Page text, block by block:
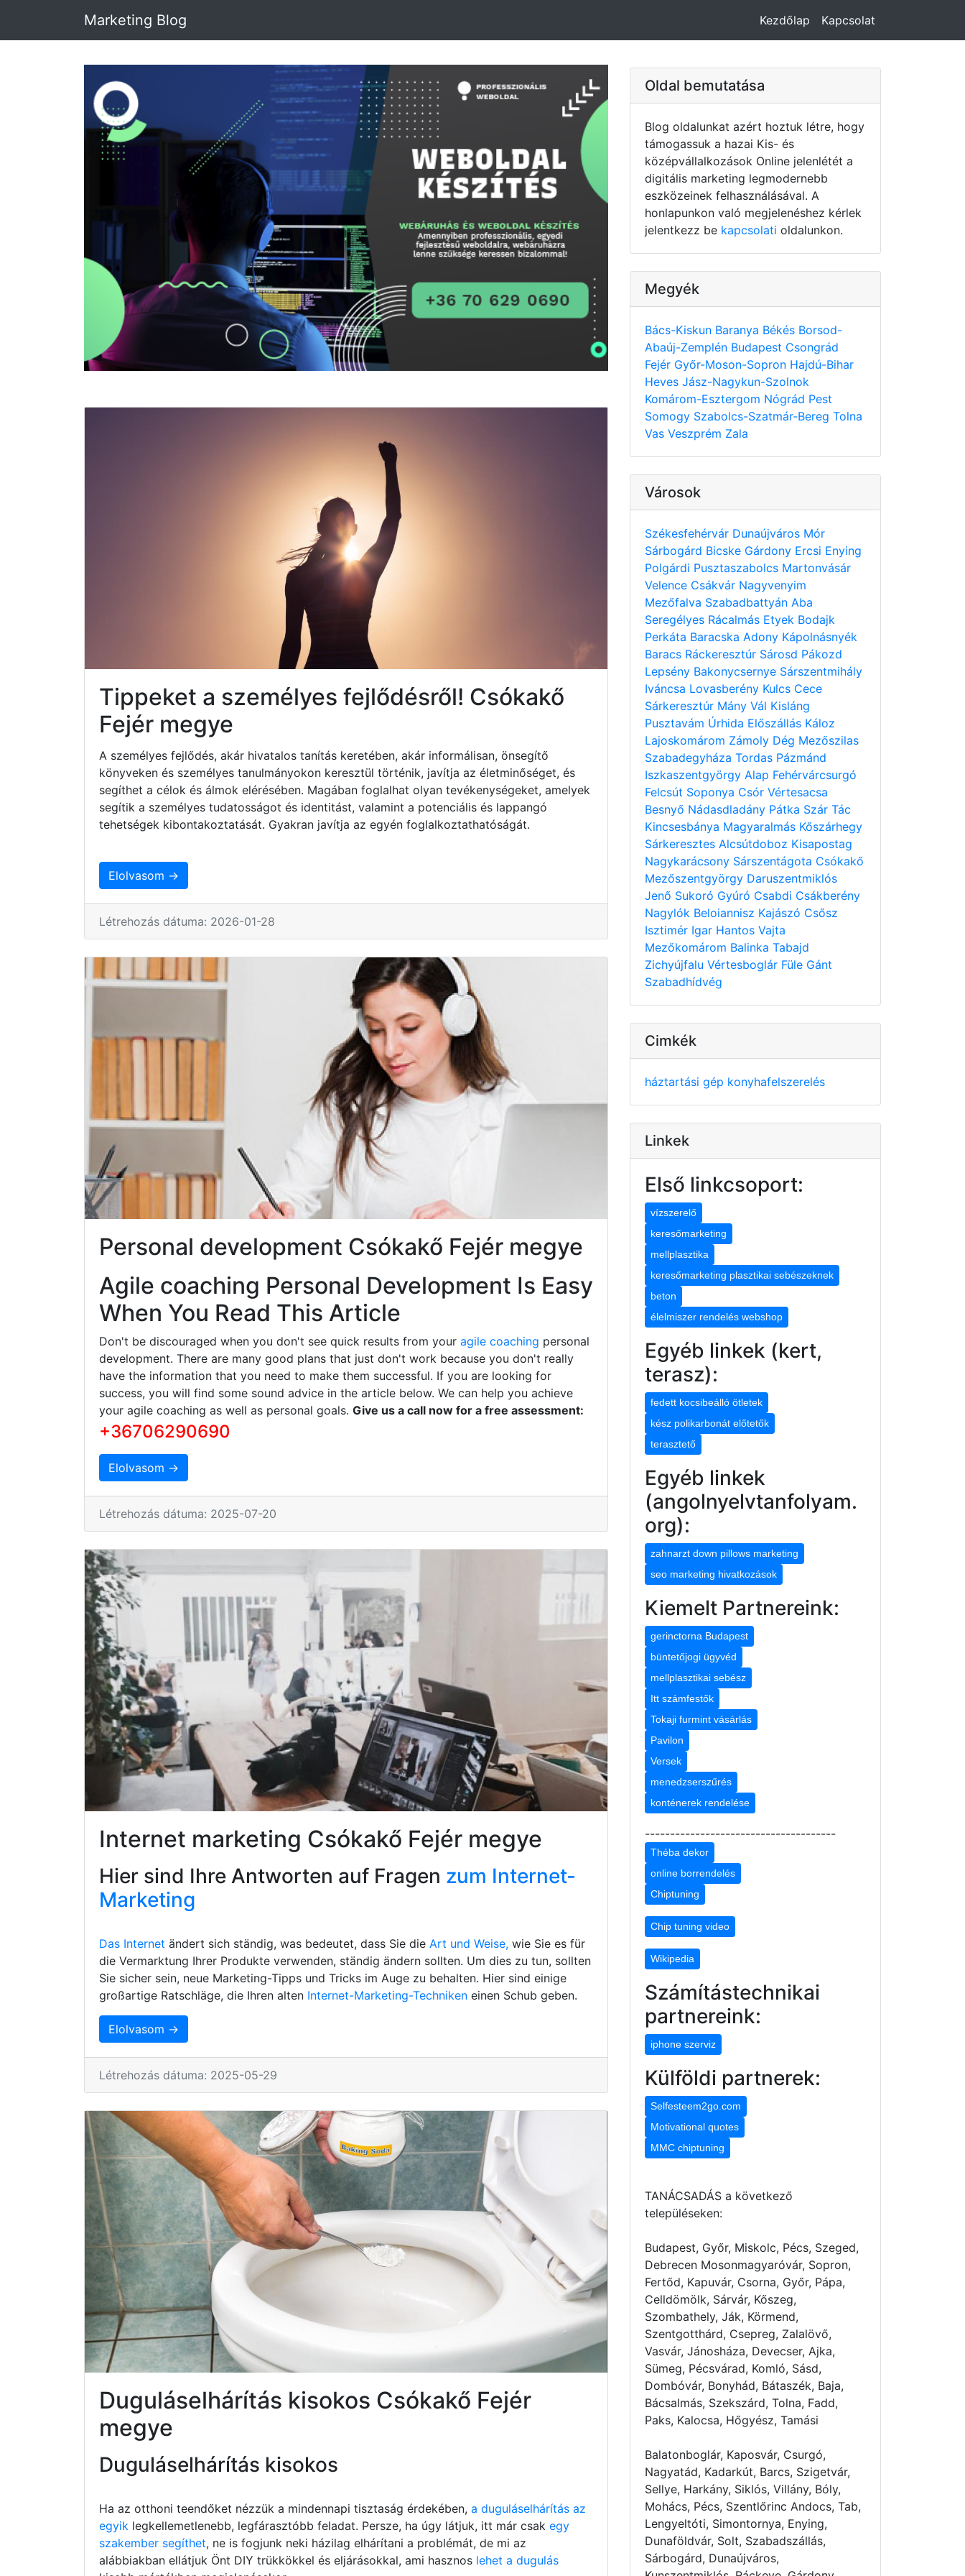
Marketing Blog Kezdőlap Kapcsolat
Tippeket a személyes fejlődésről! Csókakő
Fejér megye
A személyes fejlődés, akár hivatalos tanítás keretében, akár informálisan, önsegítő
könyveken és személyes tanulmányokon keresztül történik, javítja az életminőséget, és
segíthet a célok és álmok elérésében. Magában foglalhat olyan tevékenységeket, amelyek
segítik a személyes tudatosságot és identitást, valamint a potenciális és lappangó
tehetségek kibontakoztatását. Gyakran javítja az egyén foglalkoztathatóságát.
Elolvasom →
Létrehozás dátuma: 2026-01-28
Personal development Csókakő Fejér megye
Agile coaching Personal Development Is Easy
When You Read This Article
Don't be discouraged when you don't see quick results from your agile coaching personal
development. There are many good plans that just don't work because you don't really
have the information that you need to make them successful. If you are looking for
success, you will find some sound advice in the article below. We can help you achieve
your agile coaching as well as personal goals. Give us a call now for a free assessment:
+36706290690
Elolvasom →
Létrehozás dátuma: 2025-07-20
Internet marketing Csókakő Fejér megye
Hier sind Ihre Antworten auf Fragen zum Internet-
Marketing
Das Internet ändert sich ständig, was bedeutet, dass Sie die Art und Weise, wie Sie es für
die Vermarktung Ihrer Produkte verwenden, ständig ändern sollten. Um dies zu tun, sollten
Sie sicher sein, neue Marketing-Tipps und Tricks im Auge zu behalten. Hier sind einige
großartige Ratschläge, die Ihren alten Internet-Marketing-Techniken einen Schub geben.
Elolvasom →
Létrehozás dátuma: 2025-05-29
Duguláselhárítás kisokos Csókakő Fejér
megye
Duguláselhárítás kisokos
Ha az otthoni teendőket nézzük a mindennapi tisztaság érdekében, a duguláselhárítás az
egyik legkellemetlenebb, legfárasztóbb feladat. Persze, ha úgy látjuk, itt már csak egy
szakember segíthet, ne is fogjunk neki házilag elhárítani a problémát, de mi az
alábbiakban ellátjuk Önt DIY trükkökkel és eljárásokkal, ami hasznos lehet a dugulás
Oldal bemutatása
Blog oldalunkat azért hoztuk létre, hogy
támogassuk a hazai Kis- és
középvállalkozások Online jelenlétét a
digitális marketing legmodernebb
eszközeinek felhasználásával. A
honlapunkon való megjelenéshez kérlek
jelentkezz be kapcsolati oldalunkon.
Megyék
Bács-Kiskun Baranya Békés Borsod-
Abaúj-Zemplén Budapest Csongrád
Fejér Győr-Moson-Sopron Hajdú-Bihar
Heves Jász-Nagykun-Szolnok
Komárom-Esztergom Nógrád Pest
Somogy Szabolcs-Szatmár-Bereg Tolna
Vas Veszprém Zala
Városok
Székesfehérvár Dunaújváros Mór
Sárbogárd Bicske Gárdony Ercsi Enying
Polgárdi Pusztaszabolcs Martonvásár
Velence Csákvár Nagyvenyim
Mezőfalva Szabadbattyán Aba
Seregélyes Rácalmás Etyek Bodajk
Perkáta Baracska Adony Kápolnásnyék
Baracs Ráckeresztúr Sárosd Pákozd
Lepsény Bakonycsernye Sárszentmihály
Iváncsa Lovasberény Kulcs Cece
Sárkeresztúr Mány Vál Kisláng
Pusztavám Úrhida Előszállás Káloz
Lajoskomárom Zámoly Dég Mezőszilas
Szabadegyháza Tordas Pázmánd
Iszkaszentgyörgy Alap Fehérvárcsurgó
Felcsút Soponya Csór Vértesacsa
Besnyő Nádasdladány Pátka Szár Tác
Kincsesbánya Magyaralmás Kőszárhegy
Sárkeresztes Alcsútdoboz Kisapostag
Nagykarácsony Sárszentágota Csókakő
Mezőszentgyörgy Daruszentmiklós
Jenő Sukoró Gyúró Csabdi Csákberény
Nagylók Beloiannisz Kajászó Csősz
Isztimér Igar Hantos Vajta
Mezőkomárom Balinka Tabajd
Zichyújfalu Vértesboglár Füle Gánt
Szabadhídvég
Cimkék
háztartási gép konyhafelszerelés
Linkek
Első linkcsoport:
vízszerelő
keresőmarketing
mellplasztika
keresőmarketing plasztikai sebészeknek
beton
élelmiszer rendelés webshop
Egyéb linkek (kert,
terasz):
fedett kocsibeálló ötletek
kész polikarbonát előtetők
terasztető
Egyéb linkek
(angolnyelvtanfolyam.
org):
zahnarzt down pillows marketing
seo marketing hivatkozások
Kiemelt Partnereink:
gerinctorna Budapest
büntetőjogi ügyvéd
mellplasztikai sebész
Itt számfestők
Tokaji furmint vásárlás
Pavilon
Versek
menedzserszűrés
konténerek rendelése
--------------------------------------
Théba dekor
online borrendelés
Chiptuning
Chip tuning video
Wikipedia
Számítástechnikai
partnereink:
iphone szerviz
Külföldi partnerek:
Selfesteem2go.com
Motivational quotes
MMC chiptuning
TANÁCSADÁS a következő
településeken:
Budapest, Győr, Miskolc, Pécs, Szeged,
Debrecen Mosonmagyaróvár, Sopron,
Fertőd, Kapuvár, Csorna, Győr, Pápa,
Celldömölk, Sárvár, Kőszeg,
Szombathely, Ják, Körmend,
Szentgotthárd, Csepreg, Zalalövő,
Vasvár, Jánosháza, Devecser, Ajka,
Sümeg, Pécsvárad, Komló, Sásd,
Dombóvár, Bonyhád, Bátaszék, Baja,
Bácsalmás, Szekszárd, Tolna, Fadd,
Paks, Kalocsa, Hőgyész, Tamási
Balatonboglár, Kaposvár, Csurgó,
Nagyatád, Kadarkút, Barcs, Szigetvár,
Sellye, Harkány, Siklós, Villány, Bóly,
Mohács, Pécs, Szentlőrinc Andocs, Tab,
Lengyeltóti, Simontornya, Enying,
Dunaföldvár, Solt, Szabadszállás,
Sárbogárd, Dunaújváros,